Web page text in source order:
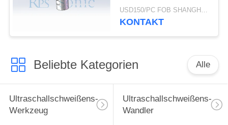
Umfangs-Dichtung
USD150/PC FOB SHANGHAI MOQ:1pcs
KONTAKT
Beliebte Kategorien Alle
Ultraschallschweißens-
Werkzeug
Ultraschallschweißens-
Wandler